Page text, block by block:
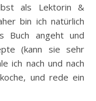
als Lektorin &
bin ich natürlich
Buch angeht und
(kann sie sehr
ich nach und nach
und rede ein